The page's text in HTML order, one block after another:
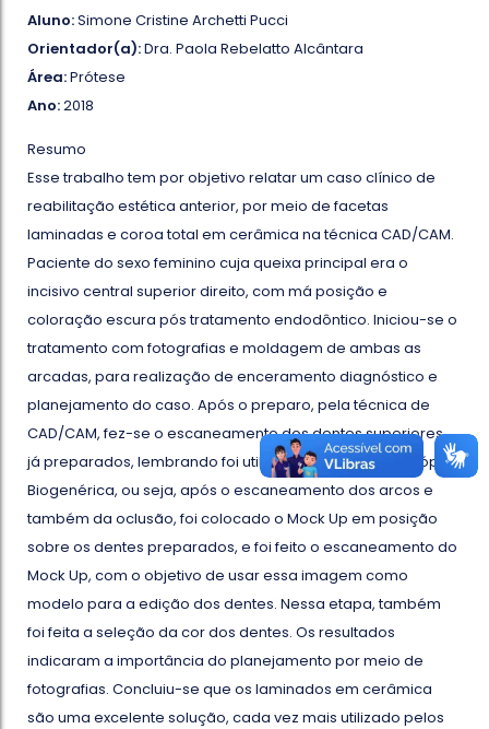
Aluno:Simone Cristine Archetti Pucci
Orientador(a):Dra. Paola Rebelatto Alcântara
Área:Prótese
Ano:2018
Resumo
Esse trabalho tem por objetivo relatar um caso clínico de
reabilitação estética anterior, por meio de facetas
laminadas e coroa total em cerâmica na técnica CAD/CAM.
Paciente do sexo feminino cuja queixa principal era o
incisivo central superior direito, com má posição e
coloração escura pós tratamento endodôntico. Iniciou-se o
tratamento com fotografias e moldagem de ambas as
arcadas, para realização de enceramento diagnóstico e
planejamento do caso. Após o preparo, pela técnica de
CAD/CAM, fez-se o escaneamento dos dentes superiores,
já preparados, lembrando foi utilizado nesse caso, a Cópia
Biogenérica, ou seja, após o escaneamento dos arcos e
também da oclusão, foi colocado o Mock Up em posição
sobre os dentes preparados, e foi feito o escaneamento do
Mock Up, com o objetivo de usar essa imagem como
modelo para a edição dos dentes. Nessa etapa, também
foi feita a seleção da cor dos dentes. Os resultados
indicaram a importância do planejamento por meio de
fotografias. Concluiu-se que os laminados em cerâmica
são uma excelente solução, cada vez mais utilizado pelos